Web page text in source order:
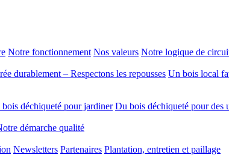
Notre fonctionnement Nos valeurs Notre logique de
durablement – Respectons les repousses Un bois local
déchiqueté pour jardiner Du bois déchiqueté pour des
démarche qualité
Newsletters Partenaires Plantation, entretien et paillage